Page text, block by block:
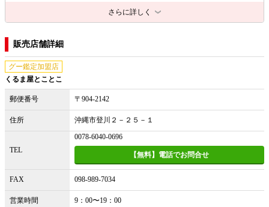
さらに詳しく
販売店舗詳細
グー鑑定加盟店
くるま屋とことこ
郵便番号 〒904-2142
住所 沖縄市登川２－２５－１
TEL
0078-6040-0696
【無料】電話でお問合せ
FAX 098-989-7034
営業時間 9：00〜19：00